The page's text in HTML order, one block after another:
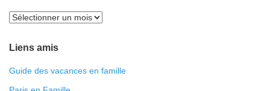
Liens amis
Guide des vacances en famille